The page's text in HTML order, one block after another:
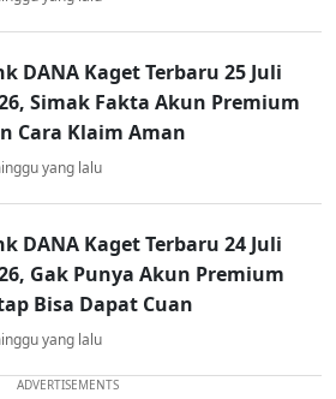
DANA Kaget Terbaru 25 Juli
Simak Fakta Akun Premium
Cara Klaim Aman
yang lalu
DANA Kaget Terbaru 24 Juli
Gak Punya Akun Premium
Bisa Dapat Cuan
yang lalu
ADVERTISEMENTS